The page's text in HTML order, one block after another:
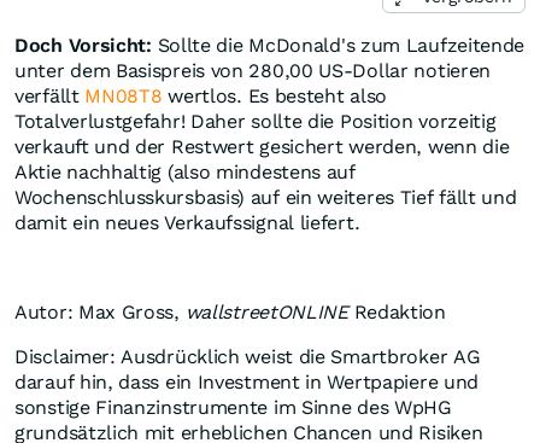
Doch Vorsicht: Sollte die McDonald's zum Laufzeitende
unter dem Basispreis von 280,00 US-Dollar notieren
verfällt MN08T8 wertlos. Es besteht also
Totalverlustgefahr! Daher sollte die Position vorzeitig
verkauft und der Restwert gesichert werden, wenn die
Aktie nachhaltig (also mindestens auf
Wochenschlusskursbasis) auf ein weiteres Tief fällt und
damit ein neues Verkaufssignal liefert.
Autor: Max Gross, wallstreetONLINERedaktion
Disclaimer: Ausdrücklich weist die Smartbroker AG
darauf hin, dass ein Investment in Wertpapiere und
sonstige Finanzinstrumente im Sinne des WpHG
grundsätzlich mit erheblichen Chancen und Risiken